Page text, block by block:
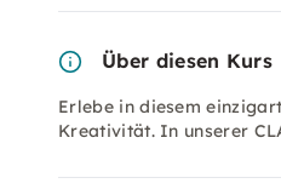
Über diesen Kurs
Erlebe in diesem
Kreativität. In unserer